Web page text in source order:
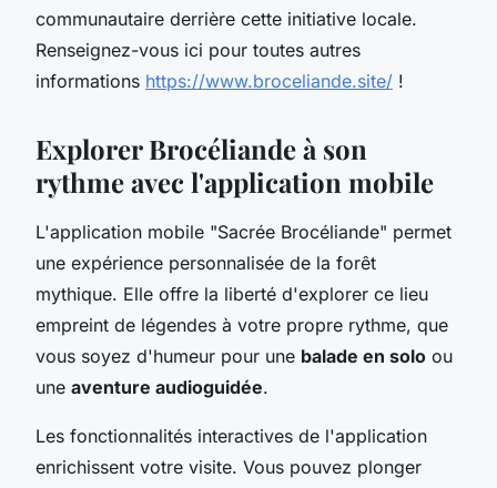
communautaire derrière cette initiative locale.
Renseignez-vous ici pour toutes autres
informations https://www.broceliande.site/ !
Explorer Brocéliande à son
rythme avec l'application mobile
L'application mobile "Sacrée Brocéliande" permet
une expérience personnalisée de la forêt
mythique. Elle offre la liberté d'explorer ce lieu
empreint de légendes à votre propre rythme, que
vous soyez d'humeur pour une balade en solo ou
une aventure audioguidée.
Les fonctionnalités interactives de l'application
enrichissent votre visite. Vous pouvez plonger